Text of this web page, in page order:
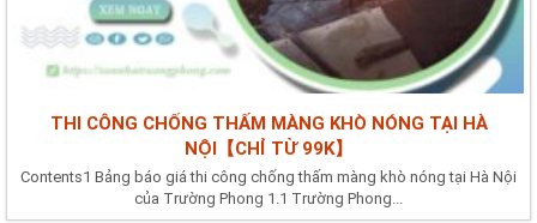
THI CÔNG CHỐNG THẤM MÀNG KHÒ NÓNG TẠI HÀ
NỘI【CHỈ TỪ 99K】
Contents1 Bảng báo giá thi công chống thấm màng khò nóng tại Hà Nội
của Trường Phong 1.1 Trường Phong...